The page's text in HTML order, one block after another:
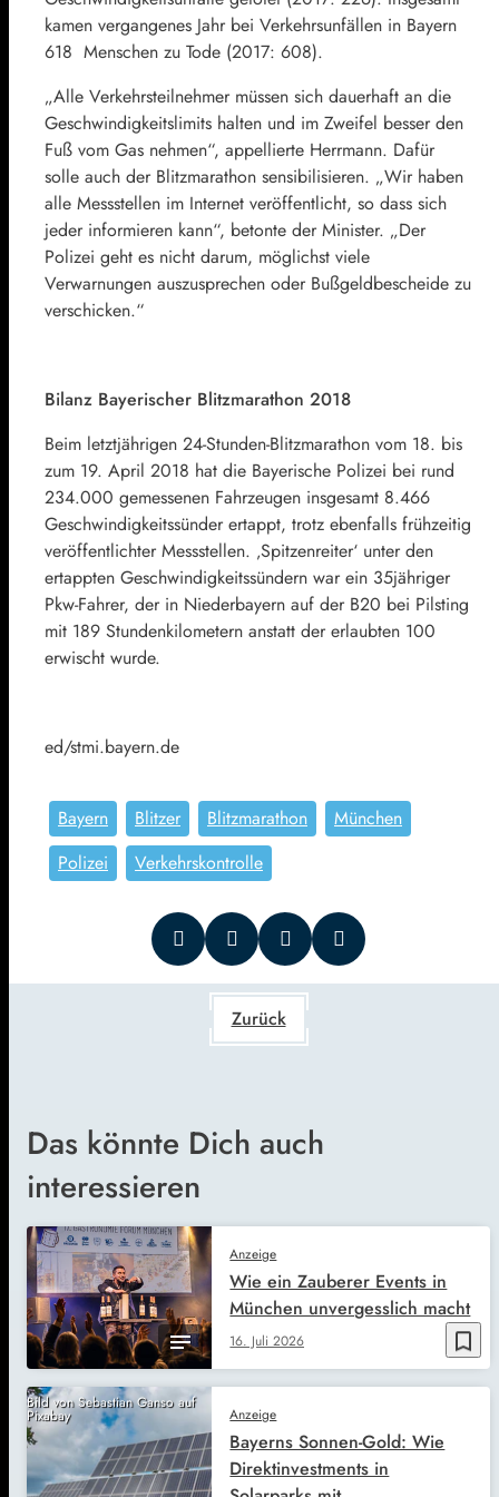
kamen vergangenes Jahr bei Verkehrsunfällen in Bayern
618 Menschen zu Tode (2017: 608).
„Alle Verkehrsteilnehmer müssen sich dauerhaft an die
Geschwindigkeitslimits halten und im Zweifel besser den
Fuß vom Gas nehmen“, appellierte Herrmann. Dafür
solle auch der Blitzmarathon sensibilisieren. „Wir haben
alle Messstellen im Internet veröffentlicht, so dass sich
jeder informieren kann“, betonte der Minister. „Der
Polizei geht es nicht darum, möglichst viele
Verwarnungen auszusprechen oder Bußgeldbescheide zu
verschicken.“
Bilanz Bayerischer Blitzmarathon 2018
Beim letztjährigen 24-Stunden-Blitzmarathon vom 18. bis
zum 19. April 2018 hat die Bayerische Polizei bei rund
234.000 gemessenen Fahrzeugen insgesamt 8.466
Geschwindigkeitssünder ertappt, trotz ebenfalls frühzeitig
veröffentlichter Messstellen. ‚Spitzenreiter‘ unter den
ertappten Geschwindigkeitssündern war ein 35jähriger
Pkw-Fahrer, der in Niederbayern auf der B20 bei Pilsting
mit 189 Stundenkilometern anstatt der erlaubten 100
erwischt wurde.
ed/stmi.bayern.de
Bayern Blitzer Blitzmarathon
München
Polizei
Verkehrskontrolle
Zurück
Das könnte Dich auch
interessieren
bookmark_border
Anzeige
16. Juli 2026
Wie ein Zauberer Events in
München unvergesslich macht
Bild von Sebastian Ganso auf
Pixabay Anzeige
Bayerns Sonnen-Gold: Wie
Direktinvestments in